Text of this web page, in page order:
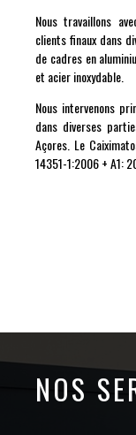
Nous travaillons
clients finaux dans
de cadres en
et acier inoxydable.
Nous intervenons
dans diverses
Açores. Le
14351-1:2006 + A1:
NOS